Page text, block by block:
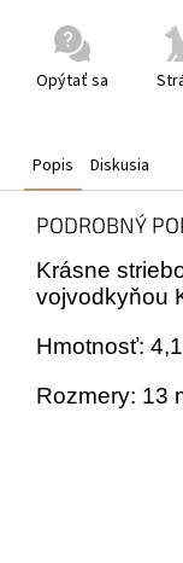
Opýtať sa
Popis Diskusia
PODROBNÝ
Krásne
vojvodkyňou
Hmotnosť:
Rozmery: 13